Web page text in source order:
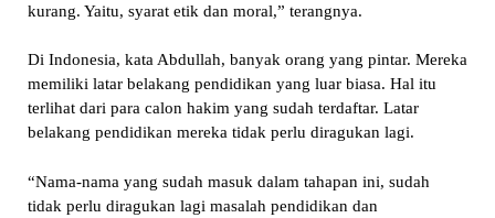
kurang. Yaitu, syarat etik dan moral,” terangnya.
Di Indonesia, kata Abdullah, banyak orang yang pintar. Mereka
memiliki latar belakang pendidikan yang luar biasa. Hal itu
terlihat dari para calon hakim yang sudah terdaftar. Latar
belakang pendidikan mereka tidak perlu diragukan lagi.
“Nama-nama yang sudah masuk dalam tahapan ini, sudah
tidak perlu diragukan lagi masalah pendidikan dan